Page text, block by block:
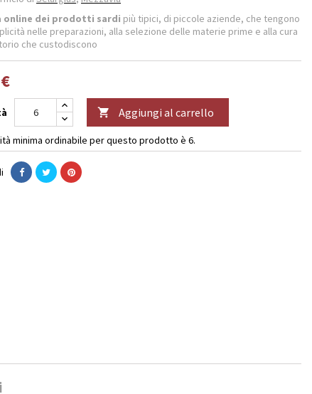
online dei prodotti sardi più tipici, di piccole aziende, che tengono
nelle preparazioni, alla selezione delle materie prime e alla cura
che custodiscono
 Aggiungi al carrello
minima ordinabile per questo prodotto è 6.